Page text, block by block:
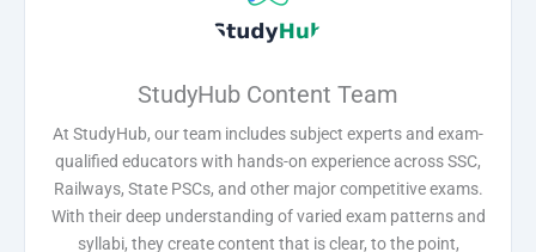
StudyHub Content Team
At StudyHub, our team includes subject experts and exam-
qualified educators with hands-on experience across SSC,
Railways, State PSCs, and other major competitive exams.
With their deep understanding of varied exam patterns and
syllabi, they create content that is clear, to the point,